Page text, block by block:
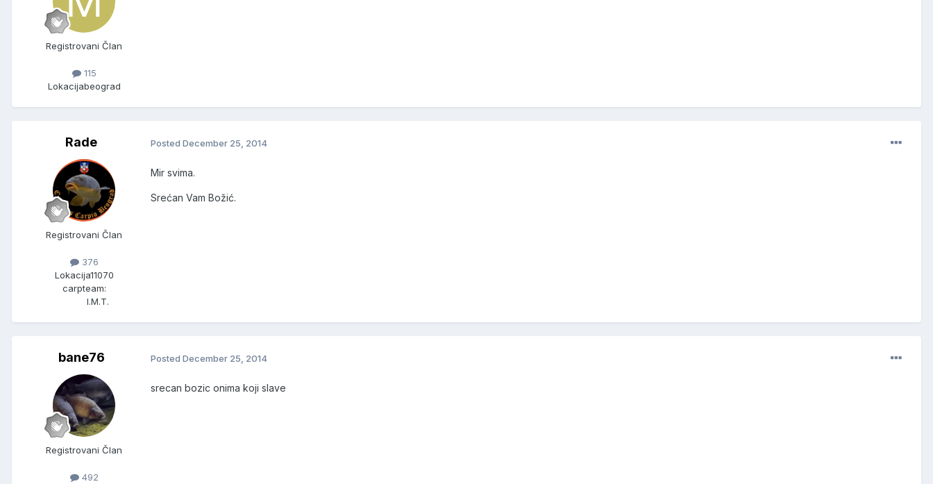
Registrovani Član
115
Lokacijabeograd
Rade
Registrovani Član
376
Lokacija11070
carpteam:
I.M.T.
Posted December 25, 2014
Mir svima.
Srećan Vam Božić.
bane76
Registrovani Član
492
Posted December 25, 2014
srecan bozic onima koji slave